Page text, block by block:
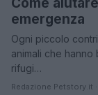
Come
emergenza
Ogni piccolo
animali che
rifugi…
Redazione Petstory.it